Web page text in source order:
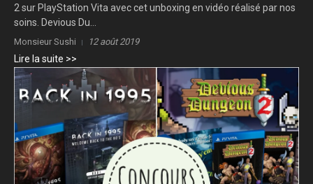
2 sur PlayStation Vita avec cet unboxing en vidéo réalisé par nos
soins. Devious Du...
Monsieur Sushi 12 août 2019
Lire la suite >>